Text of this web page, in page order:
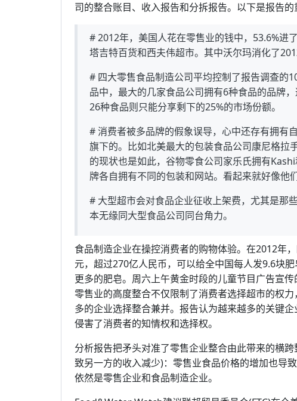
司的整合账目、收入报告和分拆报告。以下是报告的
# 2012年，美国人花在零售业的钱中，53.6%进
塔吉特百货和西夫伟超市。其中沃尔玛消化了
# 四大零售食品制造公司平均控制了报告调查的
品中，最大的几家食品公司拥有6种食品的品牌
26种食品则只能分享剩下的25%的市场份额。
# 消费者被多品牌的假象误导，心中还存有拥有
旗下的。比如北美最大的包装食品公司康尼格拉
的现状也是如此，谷物零食公司家乐氏拥有
牌各自拥有不同的包装和网站。看起来就好像他
# 大型超市会对食品企业征收上架费，尤其是那
本无缘同大型食品公司同台角力。
食品制造企业在操控消费者的购物体验。在2012年
元，超过270亿人民币，可以给全中国每人发9.6块
更多的肥皂。周六上午黄金时段的儿童节目广告宣
零售业的高度整合不仅限制了消费者选择超市的权
多的企业选择整合兼并。报告认为越来越多的关键
侵害了消费者的知情权和选择权。
分析报告把矛头对准了零售企业整合由此带来的横
致另一方的收入减少)：零售业食品价格的增加也导
依然是零售企业和食品制造企业。